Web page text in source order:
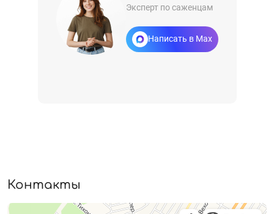
Эксперт по саженцам
Написать в Max
Контакты